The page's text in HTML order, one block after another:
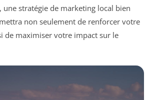
une stratégie de marketing local bien
non seulement de renforcer votre
de maximiser votre impact sur le